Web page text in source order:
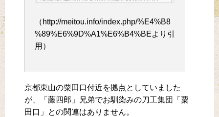
（http://meitou.info/index.php/%E4%B8
%89%E6%9D%A1%E6%B4%BEより引
用）
京都東山の粟田口付近を拠点としていました
が、「藤四郎」兄弟でお馴染みの刀工集団「粟
田口」との関連はありません。